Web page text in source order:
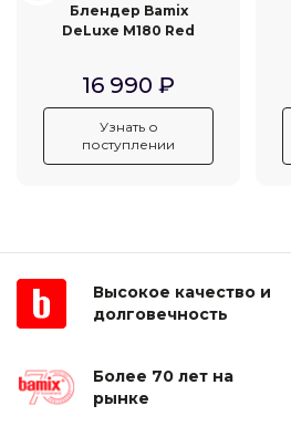
Блендер Bamix
DeLuxe M180 Red
16 990 ₽
Узнать о
поступлении
Высокое качество и
долговечность
Более 70 лет на
рынке